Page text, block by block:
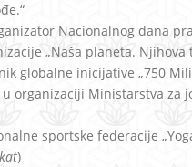
Nacionalnog dana
„Naša planeta. Njihova
globalne inicijative „750
u organizaciji Ministarstva za
sportske federacije
)